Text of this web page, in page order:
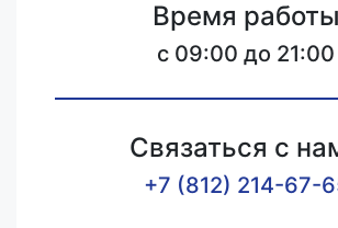
Время работы
c 09:00 до 21:00
Связаться с
+7 (812) 214-67-